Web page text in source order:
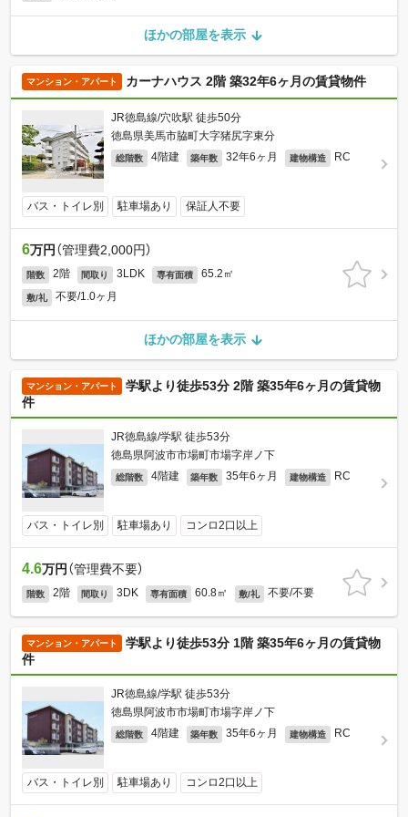
ほかの部屋を表示
マンション・アパート カーナハウス 2階 築32年6ヶ月の賃貸物件
JR徳島線/穴吹駅 徒歩50分
徳島県美馬市脇町大字猪尻字東分
総階数 4階建 築年数 32年6ヶ月 建物構造 RC
バス・トイレ別 駐車場あり 保証人不要
6万円 （管理費2,000円）
階数 2階 間取り 3LDK 専有面積 65.2㎡
敷/礼 不要/1.0ヶ月
ほかの部屋を表示
マンション・アパート
学駅より徒歩53分 2階 築35年6ヶ月の賃貸物
件
JR徳島線/学駅 徒歩53分
徳島県阿波市市場町市場字岸ノ下
総階数 4階建 築年数 35年6ヶ月 建物構造 RC
バス・トイレ別 駐車場あり コンロ2口以上
4.6万円 （管理費不要）
階数 2階 間取り 3DK 専有面積 60.8㎡ 敷/礼 不要/不要
マンション・アパート
学駅より徒歩53分 1階 築35年6ヶ月の賃貸物
件
JR徳島線/学駅 徒歩53分
徳島県阿波市市場町市場字岸ノ下
総階数 4階建 築年数 35年6ヶ月 建物構造 RC
バス・トイレ別 駐車場あり コンロ2口以上